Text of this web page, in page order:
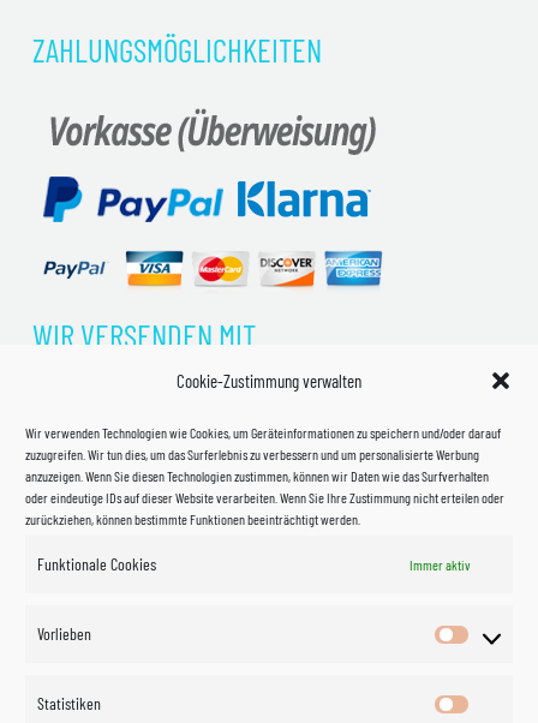
Cookie-Zustimmung verwalten
Wir verwenden Technologien wie Cookies, um Geräteinformationen zu speichern und/oder darauf
zuzugreifen. Wir tun dies, um das Surferlebnis zu verbessern und um personalisierte Werbung
anzuzeigen. Wenn Sie diesen Technologien zustimmen, können wir Daten wie das Surfverhalten
oder eindeutige IDs auf dieser Website verarbeiten. Wenn Sie Ihre Zustimmung nicht erteilen oder
zurückziehen, können bestimmte Funktionen beeinträchtigt werden.
Funktionale Cookies Immer aktiv
Vorlieben
Vorlieben
Statistiken
ZAHLUNGSMÖGLICHKEITEN
WIR VERSENDEN MIT